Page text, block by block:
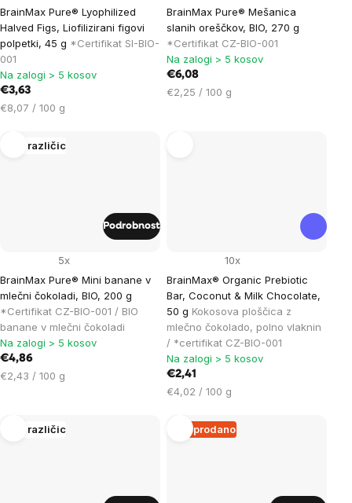
BrainMax Pure® Lyophilized
Halved Figs, Liofilizirani figovi
polpetki, 45 g *Certifikat SI-BIO-
001
Na zalogi > 5 kosov
€3,63
Cena
€8,07 / 100 g
BrainMax Pure® Mešanica
slanih oreščkov, BIO, 270 g
*Certifikat CZ-BIO-001
Na zalogi > 5 kosov
€6,08
Cena
€2,25 / 100 g
Več različic
BrainMax Pure® Mini banane v
mlečni čokoladi, BIO, 200 g
*Certifikat CZ-BIO-001 / BIO
banane v mlečni čokoladi
5x
Na zalogi > 5 kosov
€4,86
Cena
€2,43 / 100 g
Podrobnost
BrainMax® Organic Prebiotic
Bar, Coconut & Milk Chocolate,
50 g Kokosova ploščica z
mlečno čokolado, polno vlaknin
/ *certifikat CZ-BIO-001
10x
Na zalogi > 5 kosov
€2,41
Cena
enoto:
€4,02 / 100 g
Več različic Razprodano